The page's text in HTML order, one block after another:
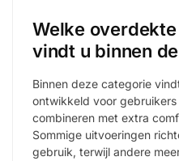
Welke
vindt u binnen
Binnen deze categorie
ontwikkeld voor
combineren met extra
Sommige uitvoeringen
gebruik, terwijl andere